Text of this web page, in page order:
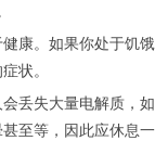
康。如果你处于饥饿
状。
丢失大量电解质，如
至等，因此应休息一